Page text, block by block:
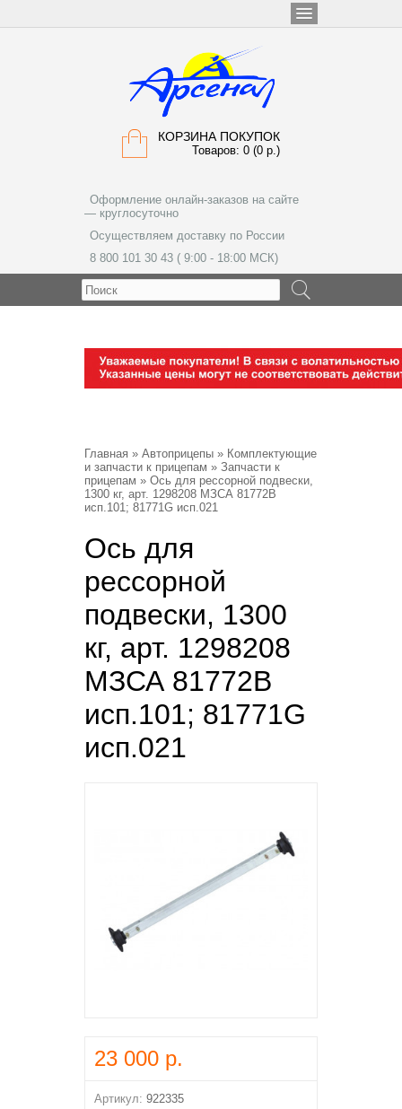
КОРЗИНА ПОКУПОК
Товаров: 0 (0 р.)
Оформление онлайн-заказов на сайте
— круглосуточно
Осуществляем доставку по России
8 800 101 30 43 ( 9:00 - 18:00 МСК)
Главная » Автоприцепы » Комплектующие
и запчасти к прицепам » Запчасти к
прицепам » Ось для рессорной подвески,
1300 кг, арт. 1298208 МЗСА 81772В
исп.101; 81771G исп.021
Ось для
рессорной
подвески, 1300
кг, арт. 1298208
МЗСА 81772В
исп.101; 81771G
исп.021
23 000 р.
Артикул: 922335